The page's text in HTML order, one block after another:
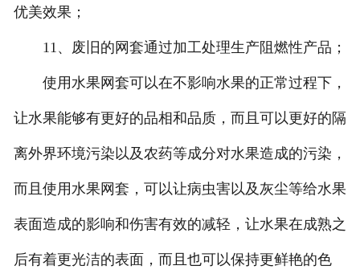
优美效果；
11、废旧的网套通过加工处理生产阻燃性产品；
使用水果网套可以在不影响水果的正常过程下，
让水果能够有更好的品相和品质，而且可以更好的隔
离外界环境污染以及农药等成分对水果造成的污染，
而且使用水果网套，可以让病虫害以及灰尘等给水果
表面造成的影响和伤害有效的减轻，让水果在成熟之
后有着更光洁的表面，而且也可以保持更鲜艳的色